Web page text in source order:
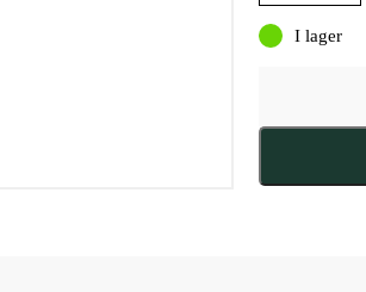
I lager